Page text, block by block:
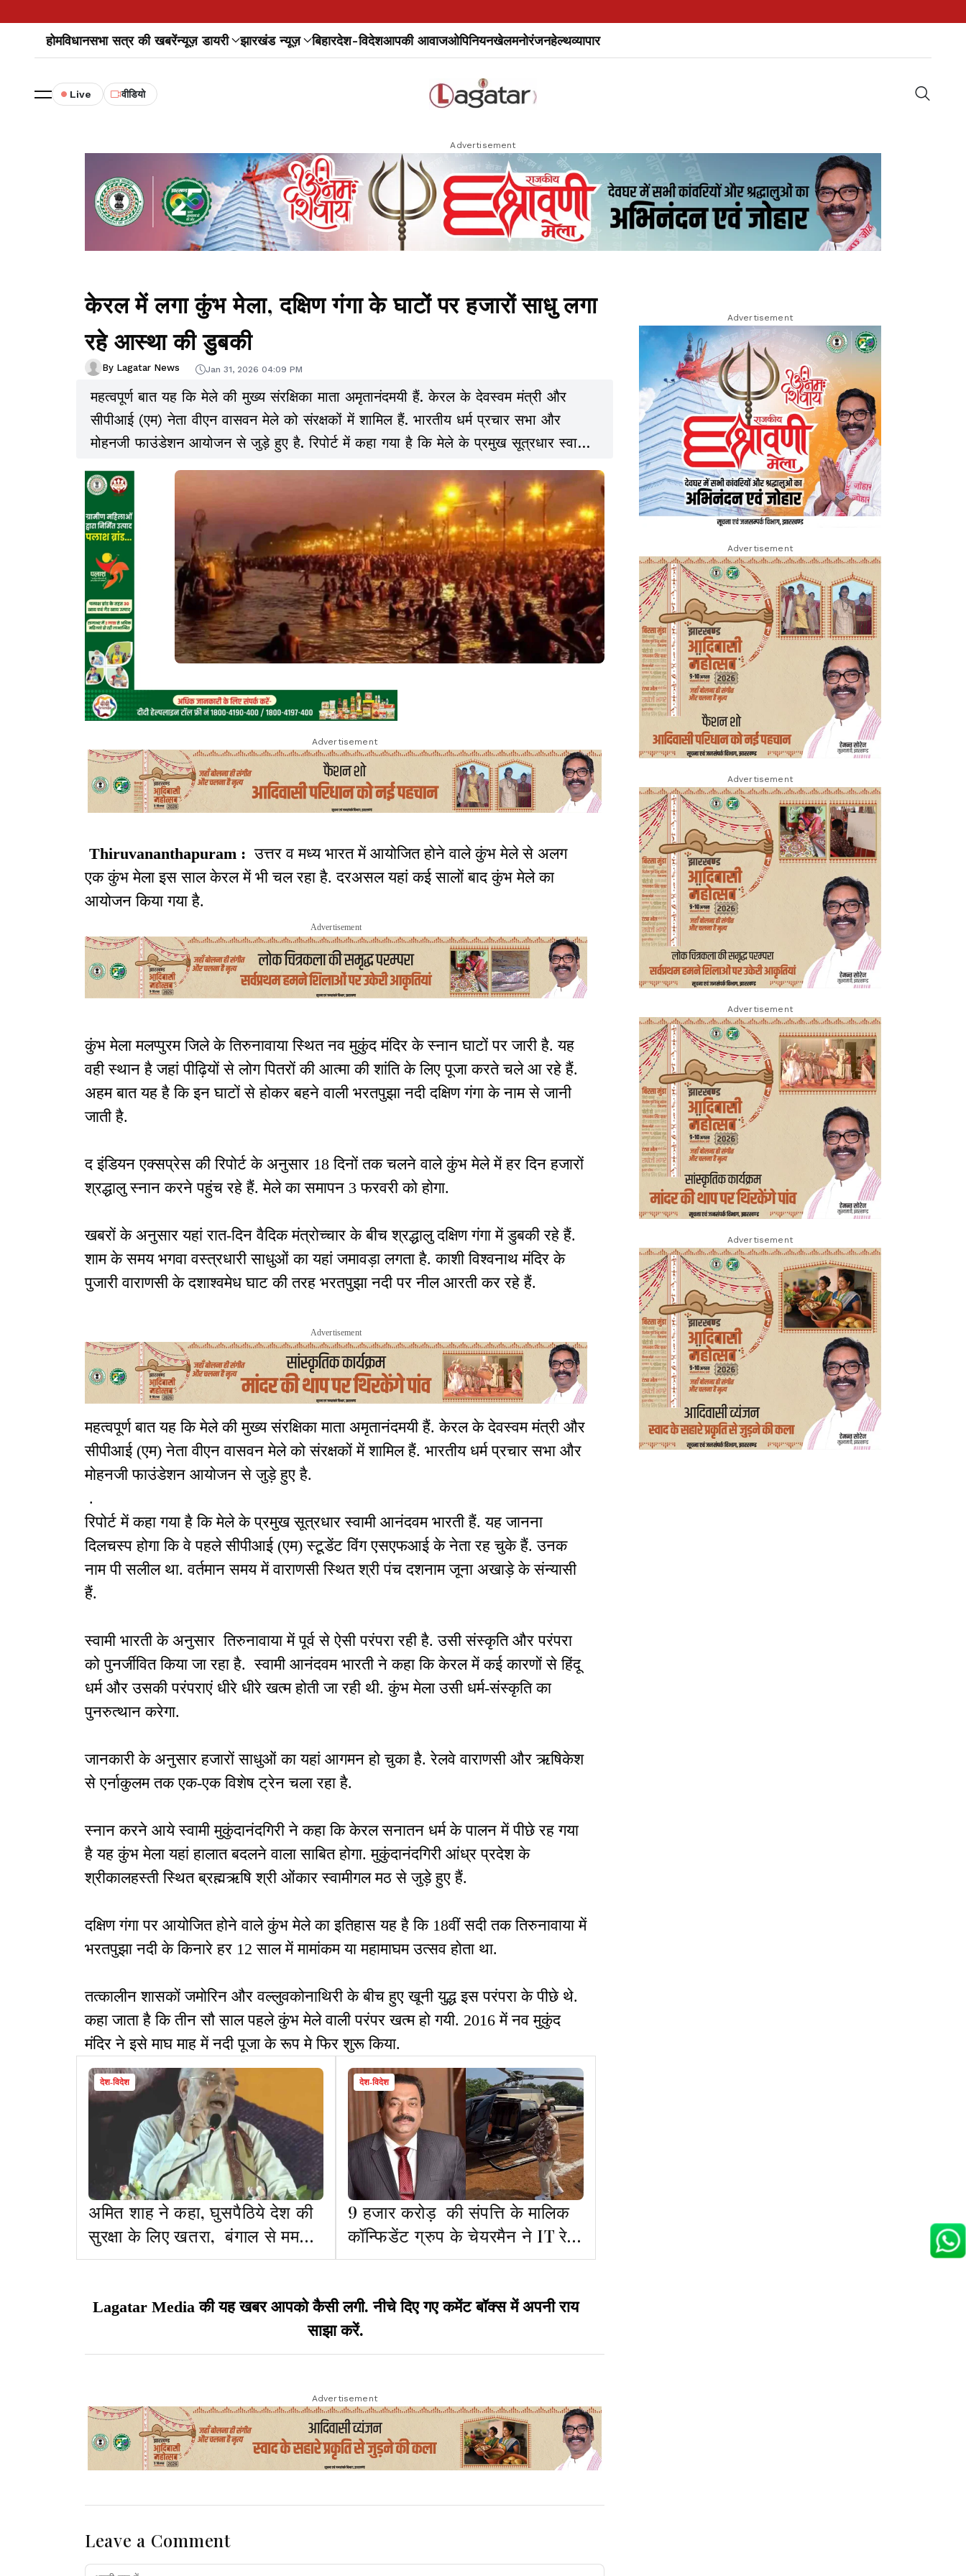
होमविधानसभा सत्र की खबरेंन्यूज़ डायरी झारखंड न्यूज़ बिहारदेश-विदेशआपकी आवाजओपिनियनखेलमनोरंजनहेल्थव्यापार
Live वीडियो
Advertisement
केरल में लगा कुंभ मेला, दक्षिण गंगा के घाटों पर हजारों साधु लगा
रहे आस्था की डुबकी
By Lagatar News Jan 31, 2026 04:09 PM
महत्वपूर्ण बात यह कि मेले की मुख्य संरक्षिका माता अमृतानंदमयी हैं. केरल के देवस्वम मंत्री और
सीपीआई (एम) नेता वीएन वासवन मेले को संरक्षकों में शामिल हैं. भारतीय धर्म प्रचार सभा और
मोहनजी फाउंडेशन आयोजन से जुड़े हुए है. रिपोर्ट में कहा गया है कि मेले के प्रमुख सूत्रधार स्वामी
आनंदवम भारती हैं. यह जानना दिलचस्प होगा कि वे पहले सीपीआई (एम) स्टूडेंट विंग एसएफआई के
नेता रह चुके हैं. उनक नाम पी सलील था. वर्तमान समय में वाराणसी स्थित श्री पंच दशनाम जूना
अखाड़े के संन्यासी हैं.
Advertisement
Thiruvananthapuram : उत्तर व मध्य भारत में आयोजित होने वाले कुंभ मेले से अलग
एक कुंभ मेला इस साल केरल में भी चल रहा है. दरअसल यहां कई सालों बाद कुंभ मेले का
आयोजन किया गया है.
Advertisement
कुंभ मेला मलप्पुरम जिले के तिरुनावाया स्थित नव मुकुंद मंदिर के स्नान घाटों पर जारी है. यह
वही स्थान है जहां पीढ़ियों से लोग पितरों की आत्मा की शांति के लिए पूजा करते चले आ रहे हैं.
अहम बात यह है कि इन घाटों से होकर बहने वाली भरतपुझा नदी दक्षिण गंगा के नाम से जानी
जाती है.
द इंडियन एक्सप्रेस की रिपोर्ट के अनुसार 18 दिनों तक चलने वाले कुंभ मेले में हर दिन हजारों
श्रद्धालु स्नान करने पहुंच रहे हैं. मेले का समापन 3 फरवरी को होगा.
खबरों के अनुसार यहां रात-दिन वैदिक मंत्रोच्चार के बीच श्रद्धालु दक्षिण गंगा में डुबकी रहे हैं.
शाम के समय भगवा वस्त्रधारी साधुओं का यहां जमावड़ा लगता है. काशी विश्वनाथ मंदिर के
पुजारी वाराणसी के दशाश्वमेध घाट की तरह भरतपुझा नदी पर नील आरती कर रहे हैं.
Advertisement
महत्वपूर्ण बात यह कि मेले की मुख्य संरक्षिका माता अमृतानंदमयी हैं. केरल के देवस्वम मंत्री और
सीपीआई (एम) नेता वीएन वासवन मेले को संरक्षकों में शामिल हैं. भारतीय धर्म प्रचार सभा और
मोहनजी फाउंडेशन आयोजन से जुड़े हुए है.
.
रिपोर्ट में कहा गया है कि मेले के प्रमुख सूत्रधार स्वामी आनंदवम भारती हैं. यह जानना
दिलचस्प होगा कि वे पहले सीपीआई (एम) स्टूडेंट विंग एसएफआई के नेता रह चुके हैं. उनक
नाम पी सलील था. वर्तमान समय में वाराणसी स्थित श्री पंच दशनाम जूना अखाड़े के संन्यासी
हैं.
स्वामी भारती के अनुसार तिरुनावाया में पूर्व से ऐसी परंपरा रही है. उसी संस्कृति और परंपरा
को पुनर्जीवित किया जा रहा है. स्वामी आनंदवम भारती ने कहा कि केरल में कई कारणों से हिंदू
धर्म और उसकी परंपराएं धीरे धीरे खत्म होती जा रही थी. कुंभ मेला उसी धर्म-संस्कृति का
पुनरुत्थान करेगा.
जानकारी के अनुसार हजारों साधुओं का यहां आगमन हो चुका है. रेलवे वाराणसी और ऋषिकेश
से एर्नाकुलम तक एक-एक विशेष ट्रेन चला रहा है.
स्नान करने आये स्वामी मुकुंदानंदगिरी ने कहा कि केरल सनातन धर्म के पालन में पीछे रह गया
है यह कुंभ मेला यहां हालात बदलने वाला साबित होगा. मुकुंदानंदगिरी आंध्र प्रदेश के
श्रीकालहस्ती स्थित ब्रह्मऋषि श्री ओंकार स्वामीगल मठ से जुड़े हुए हैं.
दक्षिण गंगा पर आयोजित होने वाले कुंभ मेले का इतिहास यह है कि 18वीं सदी तक तिरुनावाया में
भरतपुझा नदी के किनारे हर 12 साल में मामांकम या महामाघम उत्सव होता था.
तत्कालीन शासकों जमोरिन और वल्लुवकोनाथिरी के बीच हुए खूनी युद्ध इस परंपरा के पीछे थे.
कहा जाता है कि तीन सौ साल पहले कुंभ मेले वाली परंपर खत्म हो गयी. 2016 में नव मुकुंद
मंदिर ने इसे माघ माह में नदी पूजा के रूप मे फिर शुरू किया.
देश-विदेश
अमित शाह ने कहा, घुसपैठिये देश की
सुरक्षा के लिए खतरा, बंगाल से ममता
बनर्जी की विदाई तय है
देश-विदेश
9 हजार करोड़ की संपत्ति के मालिक
कॉन्फिडेंट ग्रुप के चेयरमैन ने IT रेड
के बीच गोली मारकर आत्महत्या की
Lagatar Media की यह खबर आपको कैसी लगी. नीचे दिए गए कमेंट बॉक्स में अपनी राय
साझा करें.
Advertisement
Leave a Comment
Advertisement
Advertisement
Advertisement
Advertisement
Advertisement